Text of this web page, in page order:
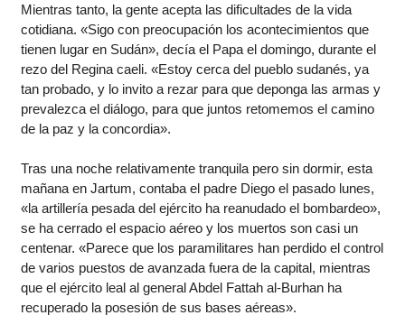
Mientras tanto, la gente acepta las dificultades de la vida
cotidiana. «Sigo con preocupación los acontecimientos que
tienen lugar en Sudán», decía el Papa el domingo, durante el
rezo del Regina caeli. «Estoy cerca del pueblo sudanés, ya
tan probado, y lo invito a rezar para que deponga las armas y
prevalezca el diálogo, para que juntos retomemos el camino
de la paz y la concordia».
Tras una noche relativamente tranquila pero sin dormir, esta
mañana en Jartum, contaba el padre Diego el pasado lunes,
«la artillería pesada del ejército ha reanudado el bombardeo»,
se ha cerrado el espacio aéreo y los muertos son casi un
centenar. «Parece que los paramilitares han perdido el control
de varios puestos de avanzada fuera de la capital, mientras
que el ejército leal al general Abdel Fattah al-Burhan ha
recuperado la posesión de sus bases aéreas».